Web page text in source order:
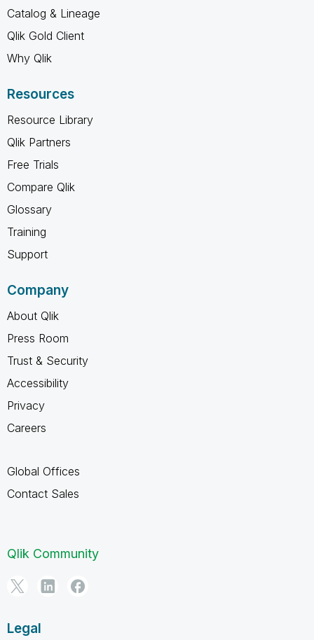
Catalog & Lineage
Qlik Gold Client
Why Qlik
Resources
Resource Library
Qlik Partners
Free Trials
Compare Qlik
Glossary
Training
Support
Company
About Qlik
Press Room
Trust & Security
Accessibility
Privacy
Careers
Global Offices
Contact Sales
Qlik Community
Legal